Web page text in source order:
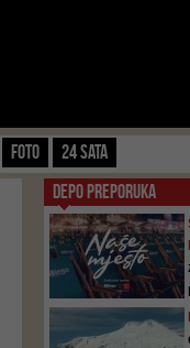
FOTO 24 SATA
DEPO PREPORUKA